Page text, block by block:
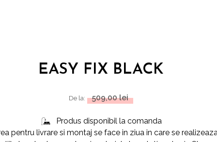
EASY FIX BLACK
De la: 509,00lei
Produs disponibil la comanda
pentru livrare si montaj se face in ziua in care se